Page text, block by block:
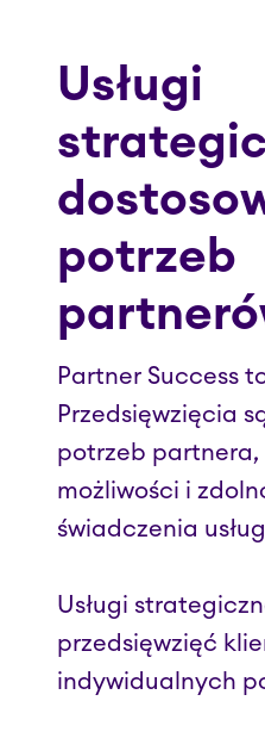
Usługi
potrzeb
Partner Success
Przedsięwzięcia
potrzeb partnera,
możliwości i
świadczenia
Usługi
przedsięwzięć
indywidualnych